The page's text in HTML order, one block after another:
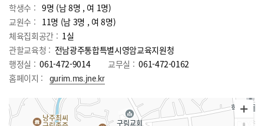
학생수 : 9명 (남 8명 , 여 1명)
교원수 : 11명 (남 3명 , 여8명)
체육집회공간 : 1실
관할교육청 : 전남광주통합특별시영암교육지원청
행정실 : 061-472-9014 교무실 : 061-472-0162
홈페이지 :
gurim.ms.jne.kr